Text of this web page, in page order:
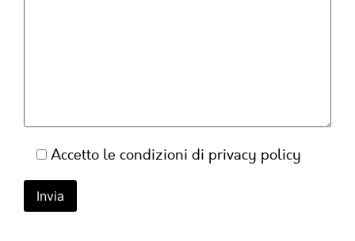
Accetto le condizioni di privacy policy